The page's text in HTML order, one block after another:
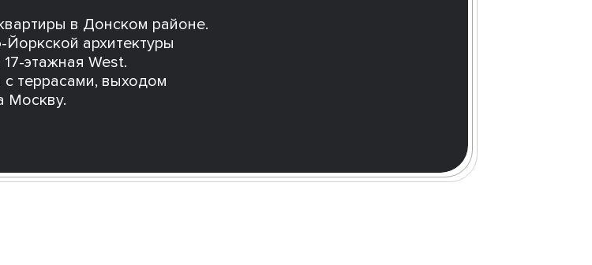
в Донском районе.
архитектуры
этажная West.
с террасами, выходом
Москву.